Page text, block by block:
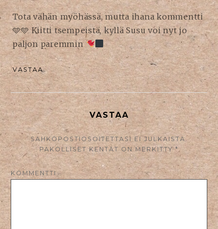
Tota vähän myöhässä, mutta ihana kommentti
🩵🩵 Kiitti tsempeistä, kyllä Susu voi nyt jo
paljon paremmin
VASTAA
VASTAA
SÄHKÖPOSTIOSOITETTASI EI JULKAISTA.
PAKOLLISET KENTÄT ON MERKITTY*
KOMMENTTI